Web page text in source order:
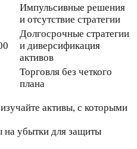
Импульсивные решения
и отсутствие стратегии
Долгосрочные стратегии
и диверсификация
активов
Торговля без четкого
плана
активы, с которыми
на убытки для защиты